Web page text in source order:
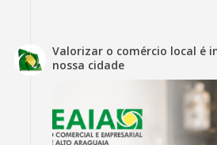
Valorizar o comércio local é
nossa cidade